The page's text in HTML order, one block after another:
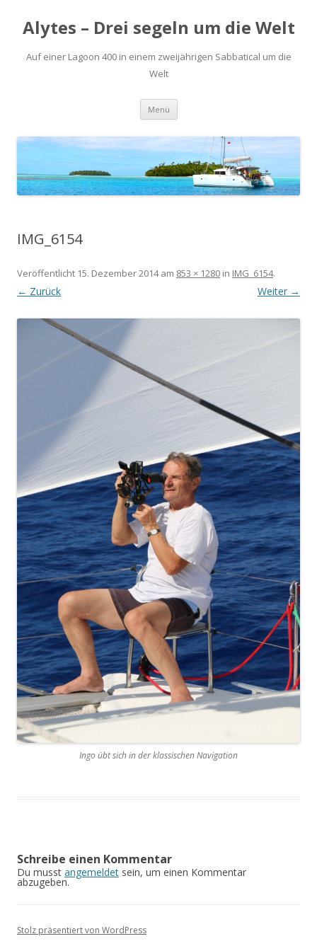
Alytes – Drei segeln um die Welt
Auf einer Lagoon 400 in einem zweijährigen Sabbatical um die
Welt
Menü Zum
springen
IMG_6154
Veröffentlicht 15. Dezember 2014am 853 × 1280 in IMG_6154.
← Zurück Weiter →
Ingo übt sich in der klassischen Navigation
Schreibe einen Kommentar
Du musst angemeldet sein, um einen Kommentar
abzugeben.
Stolz präsentiert von WordPress